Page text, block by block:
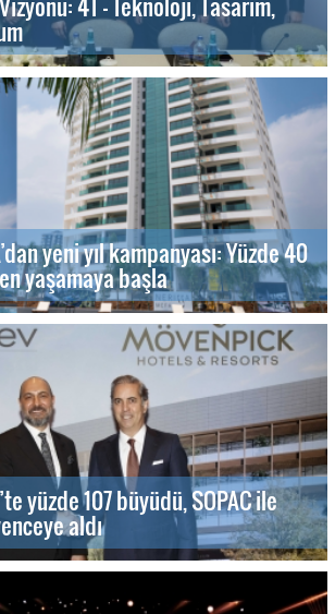
yeni yıl kampanyası: Yüzde 40
yaşamaya başla
yüzde 107 büyüdü, SOPAC ile
aldı